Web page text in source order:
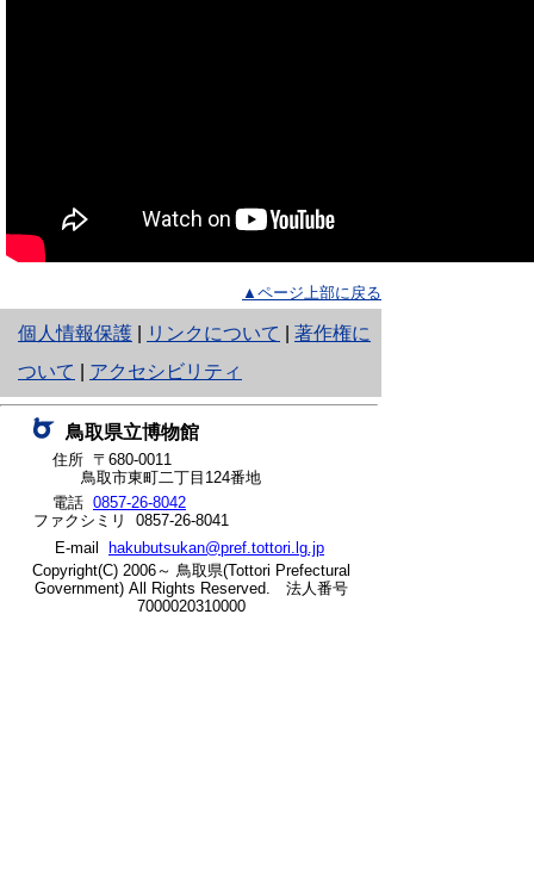
▲ページ上部に戻る
個人情報保護
と
り
ネ
ッ
ト
へ
の
リンクについて
著作権に
ついて
アクセシビリティ
鳥取県立博物館
住所 〒680-0011
鳥取市東町二丁目124番地
電話 0857-26-8042
ファクシミリ 0857-26-8041
E-mail
hakubutsukan@pref.tottori.lg.jp
Copyright(C) 2006～ 鳥取県(Tottori Prefectural
Government) All Rights Reserved. 法人番号
7000020310000